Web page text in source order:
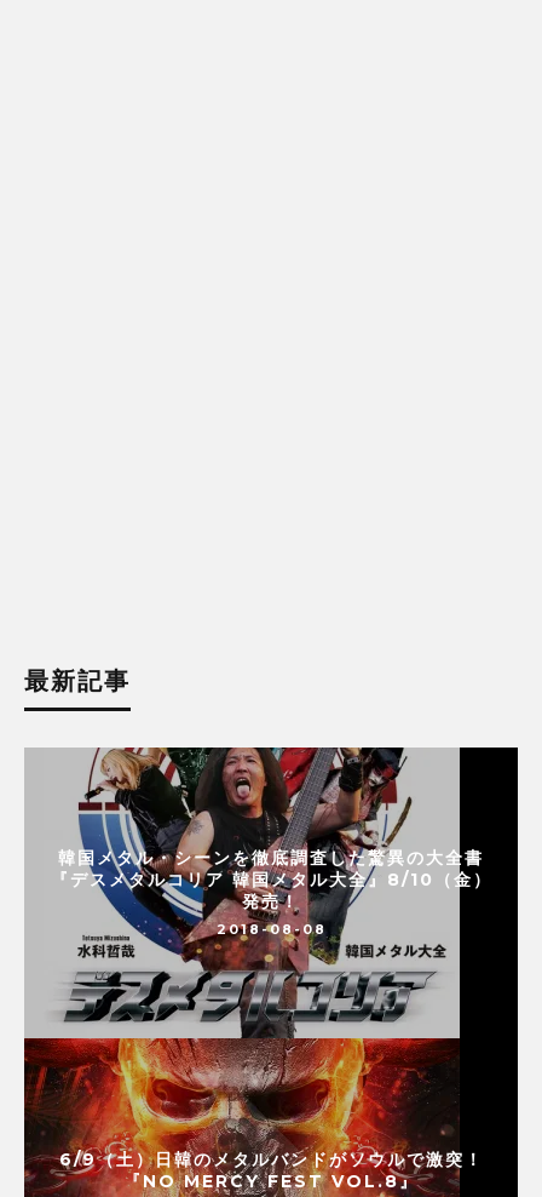
最新記事
韓国メタル・シーンを徹底調査した驚異の大全書
『デスメタルコリア 韓国メタル大全』8/10（金）
発売！
2018-08-08
6/9（土）日韓のメタルバンドがソウルで激突！
『NO MERCY FEST VOL.8』